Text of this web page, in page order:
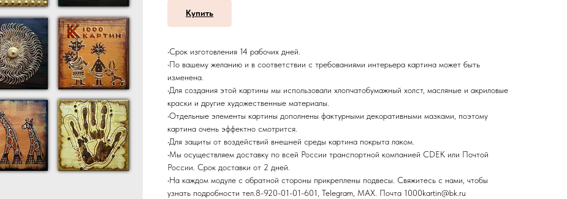
Купить
•Срок изготовления 14 рабочих дней.
•По вашему желанию и в соответствии с требованиями интерьера картина может быть
изменена.
•Для создания этой картины мы использовали хлопчатобумажный холст, масляные и акриловые
краски и другие художественные материалы.
•Отдельные элементы картины дополнены фактурными декоративными мазками, поэтому
картина очень эффектно смотрится.
•Для защиты от воздействий внешней среды картина покрыта лаком.
•Мы осуществляем доставку по всей России транспортной компанией CDEK или Почтой
России. Срок доставки от 2 дней.
•На каждом модуле с обратной стороны прикреплены подвесы. Свяжитесь с нами, чтобы
узнать подробности тел.8-920-01-01-601, Telegram, MAX. Почта 1000kartin@bk.ru